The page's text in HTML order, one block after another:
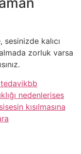
sesinizde kalıcı
zorluk varsa
kbb
nedenlerises
sesin kısılmasına